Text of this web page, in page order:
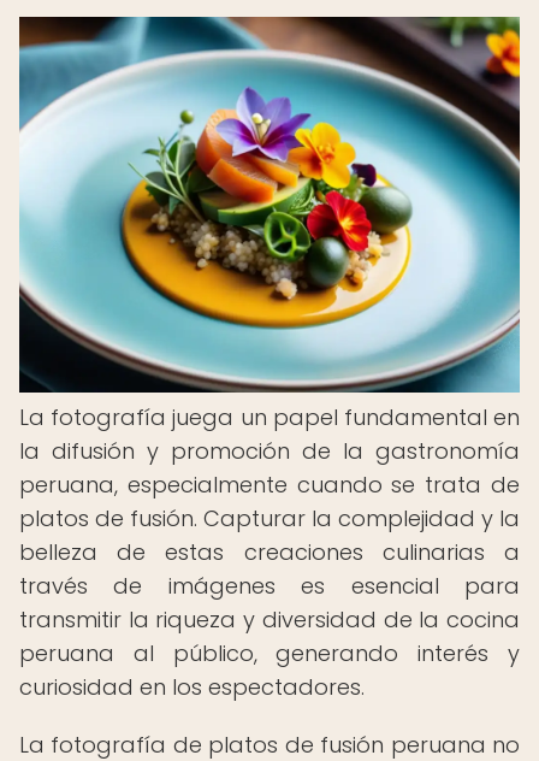
La fotografía juega un papel fundamental en
la difusión y promoción de la gastronomía
peruana, especialmente cuando se trata de
platos de fusión. Capturar la complejidad y la
belleza de estas creaciones culinarias a
través de imágenes es esencial para
transmitir la riqueza y diversidad de la cocina
peruana al público, generando interés y
curiosidad en los espectadores.
La fotografía de platos de fusión peruana no